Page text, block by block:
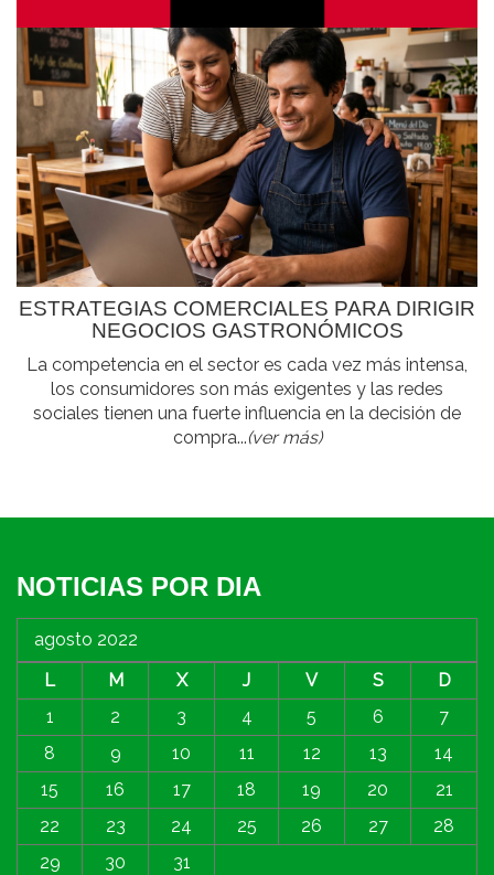
ESTRATEGIAS COMERCIALES PARA DIRIGIR
NEGOCIOS GASTRONÓMICOS
La competencia en el sector es cada vez más intensa,
los consumidores son más exigentes y las redes
sociales tienen una fuerte influencia en la decisión de
compra...(ver más)
NOTICIAS POR DIA
agosto 2022
L
M X J V S
D
1
2 3 4 5 6
7
8
9 10 11 12 13
14
15
16 17 18 19 20
21
22
23 24 25 26 27
28
29
30 31